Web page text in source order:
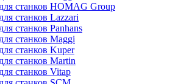
станков HOMAG Group
станков Lazzari
станков Panhans
станков Maggi
станков Kuper
станков Martin
станков Vitap